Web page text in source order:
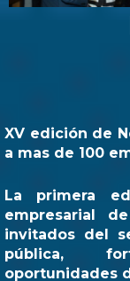
XV edición de
a mas de 100
La primera
empresarial
invitados del
pública,
oportunidades